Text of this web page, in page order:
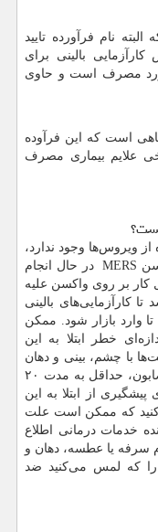
نام فرآورده تایید
بالینی برای
مصرف است و حاوی
است که این فرآوده
علایم بیماری مصرف
ویروس‌ها وجود ندارد،
MERS در حال انجام
کار بر روی واکسن علیه
کارآزمایی‌های بالینی
وارد بازار شود. ممکن
خطر ابتلا به این
با چشم، بینی و دهان
باید خودداری شود. شستن دست‌ها با آب صابون، حداقل به مدت ۲۰
از ابتلا به این
که ممکن است علت
خدمات درمانی اطلاع
سرفه یا عطسه، دهان و
را که لمس می‌کنید ضد